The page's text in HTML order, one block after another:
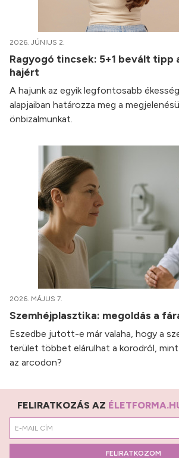
2026. JÚNIUS 2.
Ragyogó tincsek: 5+1 bevált tipp
hajért
A hajunk az egyik legfontosabb
alapjaiban határozza meg a
önbizalmunkat.
2026. MÁJUS 7.
Szemhéjplasztika: megoldás a
Eszedbe jutott-e már valaha, hogy a
terület többet elárulhat a korodról, mint
az arcodon?
FELIRATKOZÁS AZ
FELIRATKOZOM